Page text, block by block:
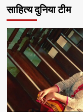
साहित्य दुनिया टीम